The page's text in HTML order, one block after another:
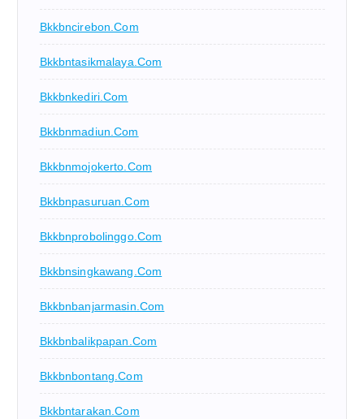
Bkkbncirebon.com
Bkkbntasikmalaya.com
Bkkbnkediri.com
Bkkbnmadiun.com
Bkkbnmojokerto.com
Bkkbnpasuruan.com
Bkkbnprobolinggo.com
Bkkbnsingkawang.com
Bkkbnbanjarmasin.com
Bkkbnbalikpapan.com
Bkkbnbontang.com
Bkkbntarakan.com